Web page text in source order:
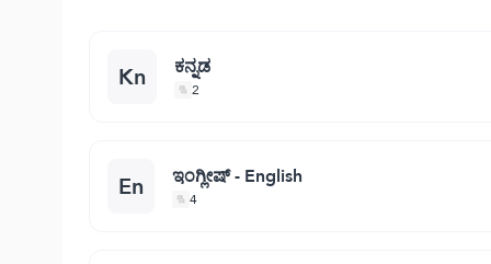
Kn ಕನ್ನಡ
2
En ಇಂಗ್ಲೀಷ್ - English
4